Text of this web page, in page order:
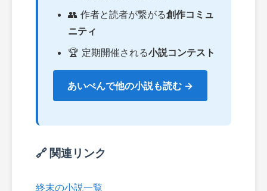
👥 作者と読者が繋がる創作コミュ
ニティ
🏆 定期開催される小説コンテスト
あいぺんで他の小説も読む →
🔗 関連リンク
終末の小説一覧